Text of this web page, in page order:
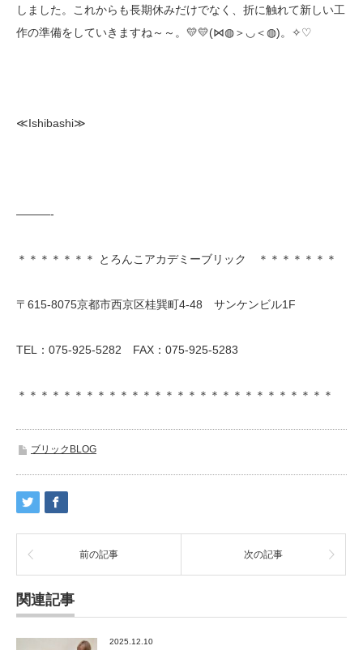
しました。これからも長期休みだけでなく、折に触れて新しい工
作の準備をしていきますね～～。💛💛(⋈◍＞◡＜◍)。✧♡
≪Ishibashi≫
———-
＊＊＊＊＊＊＊ とろんこアカデミーブリック ＊＊＊＊＊＊＊
〒615-8075京都市西京区桂巽町4-48 サンケンビル1F
TEL：075-925-5282 FAX：075-925-5283
＊＊＊＊＊＊＊＊＊＊＊＊＊＊＊＊＊＊＊＊＊＊＊＊＊＊＊＊
ブリックBLOG
前の記事 次の記事
関連記事
2025.12.10